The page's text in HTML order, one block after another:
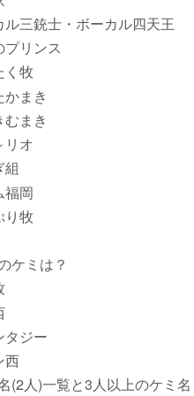
ル三銃士・ボーカル四天王
プリンス
く牧
かまき
むまき
リオ
組
福岡
り牧
ケミは？
タジー
西
(2人)一覧と3人以上のケミ